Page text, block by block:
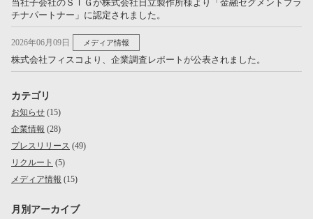
当社子会社のＳＩＧが株式会社日立製作所様より「金融セグメントプラ
チナパートナー」に認定されました。
2026年06月09日 メディア情報
株式会社フィスコより、企業調査レポートが公表されました。
カテゴリ
お知らせ (15)
企業情報 (28)
プレスリリース (49)
リクルート (5)
メディア情報 (15)
月別アーカイブ